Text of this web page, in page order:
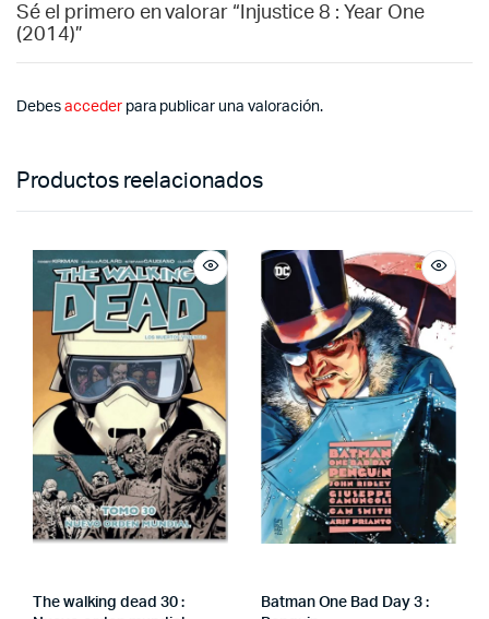
Sé el primero en valorar “Injustice 8 : Year One
(2014)”
Debes accederpara publicar una valoración.
Productos reelacionados
The walking dead 30 :
Batman One Bad Day 3 :